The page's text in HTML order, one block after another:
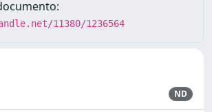
11380/1236564
ND